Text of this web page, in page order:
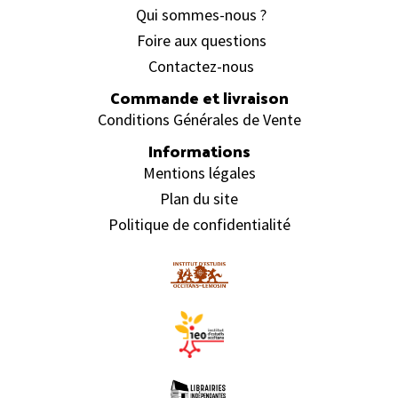
Qui sommes-nous ?
Foire aux questions
Contactez-nous
Commande et livraison
Conditions Générales de Vente
Informations
Mentions légales
Plan du site
Politique de confidentialité